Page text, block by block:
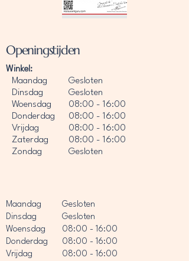
Maandag
Dinsdag
Woensdag
Donderdag
Vrijdag
Gesloten
Gesloten
08:00 - 16:00
08:00 - 16:00
08:00 - 16:00
Openingstijden
Winkel:
Maandag
Dinsdag
Woensdag
Donderdag
Vrijdag
Zaterdag
Zondag
Gesloten
Gesloten
08:00 - 16:00
08:00 - 16:00
08:00 - 16:00
08:00 - 16:00
Gesloten